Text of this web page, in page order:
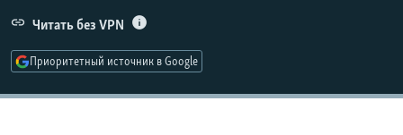
Все сайты РСЕ/РС
Читать без VPN
Приоритетный источник в Google